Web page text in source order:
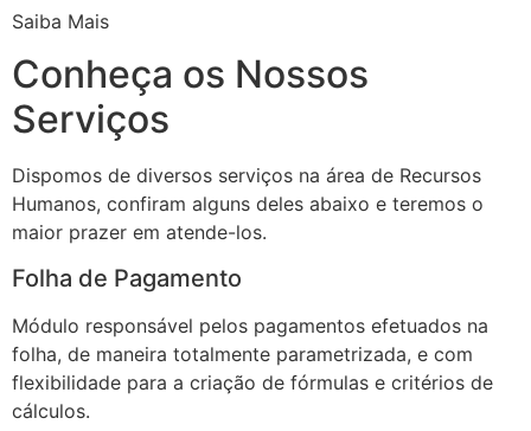
Saiba Mais
Conheça os Nossos
Serviços
Dispomos de diversos serviços na área de Recursos
Humanos, confiram alguns deles abaixo e teremos o
maior prazer em atende-los.
Folha de Pagamento
Módulo responsável pelos pagamentos efetuados na
folha, de maneira totalmente parametrizada, e com
flexibilidade para a criação de fórmulas e critérios de
cálculos.